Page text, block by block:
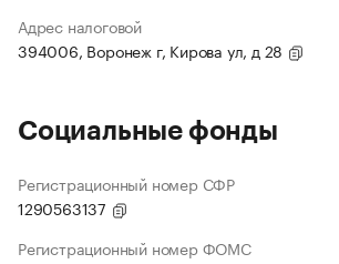
Адрес налоговой
394006, Воронеж г, Кирова ул, д 28
Социальные фонды
Регистрационный номер СФР
1290563137
Регистрационный номер ФОМС